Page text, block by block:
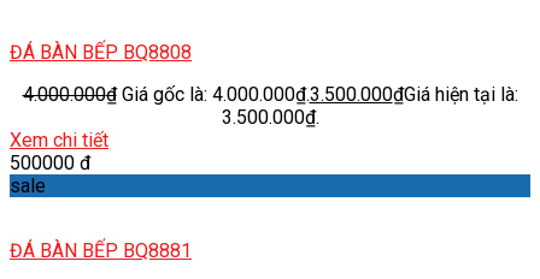
ĐÁ BÀN BẾP BQ8808
4.000.000₫ Giá gốc là: 4.000.000₫.3.500.000₫Giá hiện tại là:
3.500.000₫.
Xem chi tiết
500000 đ
sale
ĐÁ BÀN BẾP BQ8881